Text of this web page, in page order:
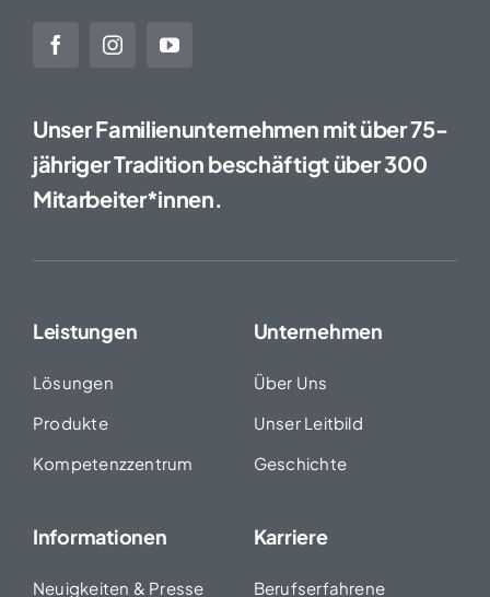
Unser Familienunternehmen mit über 75-
jähriger Tradition beschäftigt über 300
Mitarbeiter*innen.
Leistungen
Lösungen
Produkte
Kompetenzzentrum
Unternehmen
Über Uns
Unser Leitbild
Geschichte
Informationen
Neuigkeiten & Presse
Karriere
Berufserfahrene